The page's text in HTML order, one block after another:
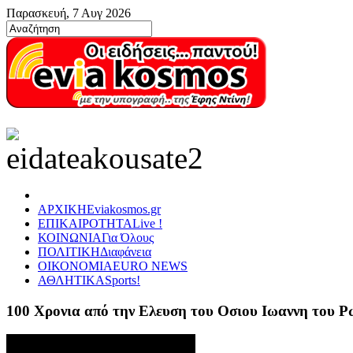
Παρασκευή, 7 Αυγ 2026
ΑΡΧΙΚΗEviakosmos.gr
ΕΠΙΚΑΙΡΟΤΗΤΑLive !
ΚΟΙΝΩΝΙΑΓια Όλους
ΠΟΛΙΤΙΚΗΔιαφάνεια
ΟΙΚΟΝΟΜΙΑEURO NEWS
ΑΘΛΗΤΙΚΑSports!
100 Χρονια από την Ελευση του Οσιου Ιωαννη του